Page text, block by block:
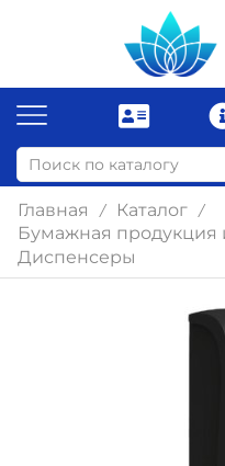
Главная / Каталог /
Бумажная продукция
Диспенсеры